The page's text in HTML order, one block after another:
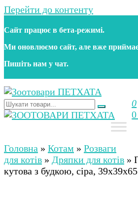
Перейти до контенту
Сайт працює в бета‑режимі.
Ми оновлюємо сайт, але вже
Пишіть нам у чат.
Зоотовари ПЕТХАТА
Зоомагазин для собак та котів
аксесуари та догляд за
0
Зоомагазин для собак та котів
аксесуари та догляд за
Україні
Головна » Котам » Розваги
для котів » Дряпки для котів »
кутова з будкою, сіра,